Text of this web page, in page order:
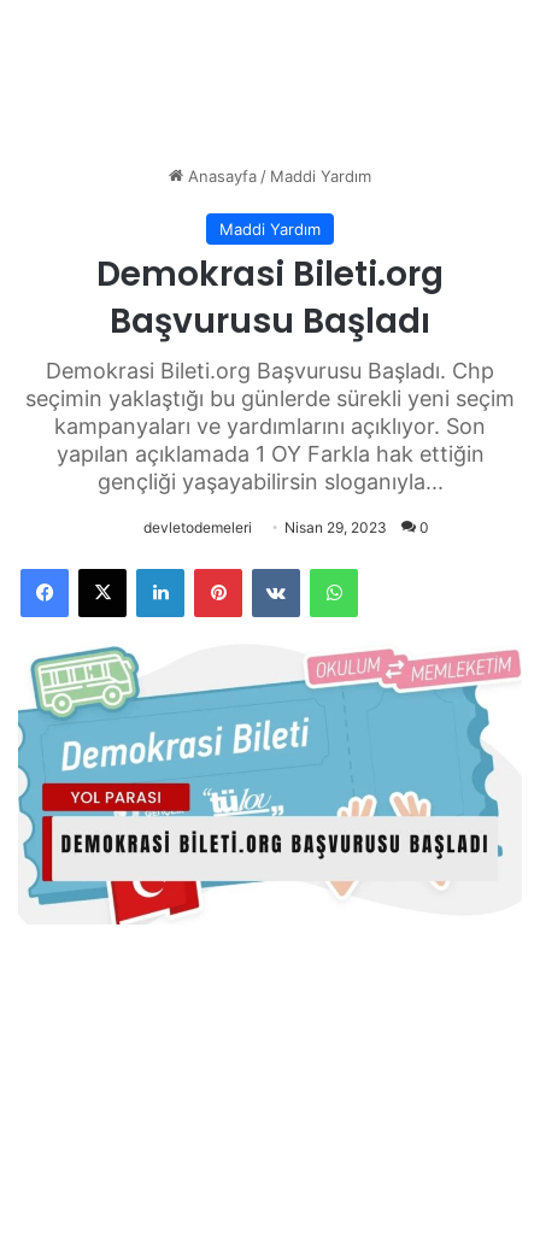
Anasayfa/ Maddi Yardım
Maddi Yardım
Demokrasi Bileti.org
Başvurusu Başladı
Demokrasi Bileti.org Başvurusu Başladı. Chp
seçimin yaklaştığı bu günlerde sürekli yeni seçim
kampanyaları ve yardımlarını açıklıyor. Son
yapılan açıklamada 1 OY Farkla hak ettiğin
gençliği yaşayabilirsin sloganıyla...
devletodemeleri Nisan 29, 2023 0